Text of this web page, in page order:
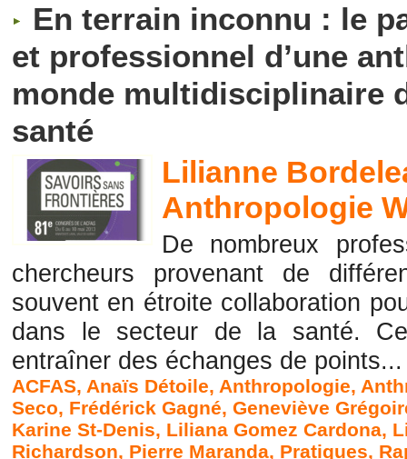
En terrain inconnu : le
et professionnel d’une
monde multidisciplinaire
santé
Lilianne
Anthropologie
De nombreux
chercheurs provenant de
souvent en étroite collaboration
dans le secteur de la santé.
entraîner des échanges de points...
ACFAS, Anaïs Détoile, Anthropologie,
Seco, Frédérick Gagné,Geneviève
Karine St-Denis, Liliana Gomez Cardona,
Richardson, Pierre Maranda, Pratiques,